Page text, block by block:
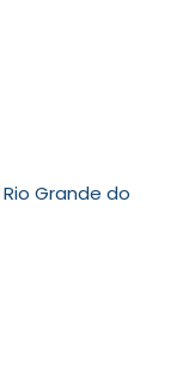
Grande do